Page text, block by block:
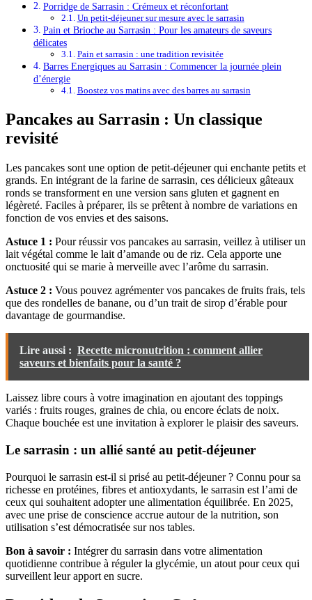
Porridge de Sarrasin : Crémeux et réconfortant
Un petit-déjeuner sur mesure avec le sarrasin
Pain et Brioche au Sarrasin : Pour les amateurs de saveurs
délicates
Pain et sarrasin : une tradition revisitée
Barres Energiques au Sarrasin : Commencer la journée plein
d’énergie
Boostez vos matins avec des barres au sarrasin
Pancakes au Sarrasin : Un classique
revisité
Les pancakes sont une option de petit-déjeuner qui enchante petits et
grands. En intégrant de la farine de sarrasin, ces délicieux gâteaux
ronds se transforment en une version sans gluten et gagnent en
légèreté. Faciles à préparer, ils se prêtent à nombre de variations en
fonction de vos envies et des saisons.
Astuce 1 : Pour réussir vos pancakes au sarrasin, veillez à utiliser un
lait végétal comme le lait d’amande ou de riz. Cela apporte une
onctuosité qui se marie à merveille avec l’arôme du sarrasin.
Astuce 2 : Vous pouvez agrémenter vos pancakes de fruits frais, tels
que des rondelles de banane, ou d’un trait de sirop d’érable pour
davantage de gourmandise.
Lire aussi : Recette micronutrition : comment allier
saveurs et bienfaits pour la santé ?
Laissez libre cours à votre imagination en ajoutant des toppings
variés : fruits rouges, graines de chia, ou encore éclats de noix.
Chaque bouchée est une invitation à explorer le plaisir des saveurs.
Le sarrasin : un allié santé au petit-déjeuner
Pourquoi le sarrasin est-il si prisé au petit-déjeuner ? Connu pour sa
richesse en protéines, fibres et antioxydants, le sarrasin est l’ami de
ceux qui souhaitent adopter une alimentation équilibrée. En 2025,
avec une prise de conscience accrue autour de la nutrition, son
utilisation s’est démocratisée sur nos tables.
Bon à savoir : Intégrer du sarrasin dans votre alimentation
quotidienne contribue à réguler la glycémie, un atout pour ceux qui
surveillent leur apport en sucre.